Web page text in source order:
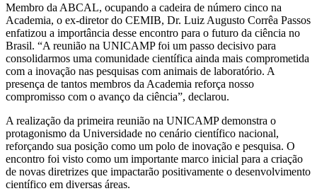
Membro da ABCAL, ocupando a cadeira de número cinco na
Academia, o ex-diretor do CEMIB, Dr. Luiz Augusto Corrêa Passos
enfatizou a importância desse encontro para o futuro da ciência no
Brasil. “A reunião na UNICAMP foi um passo decisivo para
consolidarmos uma comunidade científica ainda mais comprometida
com a inovação nas pesquisas com animais de laboratório. A
presença de tantos membros da Academia reforça nosso
compromisso com o avanço da ciência”, declarou.
A realização da primeira reunião na UNICAMP demonstra o
protagonismo da Universidade no cenário científico nacional,
reforçando sua posição como um polo de inovação e pesquisa. O
encontro foi visto como um importante marco inicial para a criação
de novas diretrizes que impactarão positivamente o desenvolvimento
científico em diversas áreas.